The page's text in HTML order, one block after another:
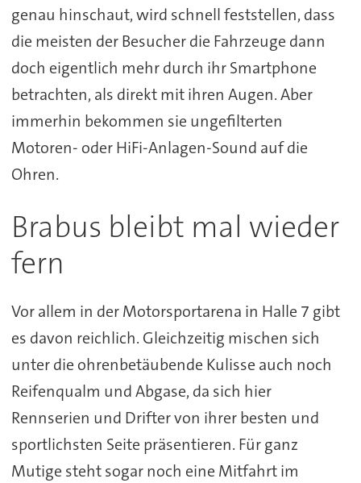
genau hinschaut, wird schnell feststellen, dass
die meisten der Besucher die Fahrzeuge dann
doch eigentlich mehr durch ihr Smartphone
betrachten, als direkt mit ihren Augen. Aber
immerhin bekommen sie ungefilterten
Motoren- oder HiFi-Anlagen-Sound auf die
Ohren.
Brabus bleibt mal wieder
fern
Vor allem in der Motorsportarena in Halle 7 gibt
es davon reichlich. Gleichzeitig mischen sich
unter die ohrenbetäubende Kulisse auch noch
Reifenqualm und Abgase, da sich hier
Rennserien und Drifter von ihrer besten und
sportlichsten Seite präsentieren. Für ganz
Mutige steht sogar noch eine Mitfahrt im